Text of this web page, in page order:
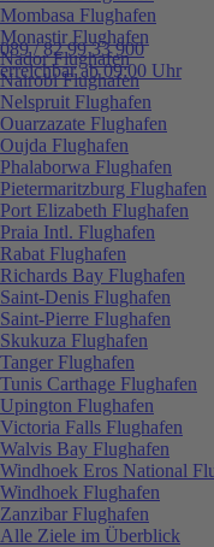
089 / 82 99 33 900
erreichbar ab 09:00 Uhr
Mombasa Flughafen
Monastir Flughafen
Nador Flughafen
Nairobi Flughafen
Nelspruit Flughafen
Ouarzazate Flughafen
Oujda Flughafen
Phalaborwa Flughafen
Pietermaritzburg Flughafen
Port Elizabeth Flughafen
Praia Intl. Flughafen
Rabat Flughafen
Richards Bay Flughafen
Saint-Denis Flughafen
Saint-Pierre Flughafen
Skukuza Flughafen
Tanger Flughafen
Tunis Carthage Flughafen
Upington Flughafen
Victoria Falls Flughafen
Walvis Bay Flughafen
Windhoek Eros National
Windhoek Flughafen
Zanzibar Flughafen
Alle Ziele im Überblick